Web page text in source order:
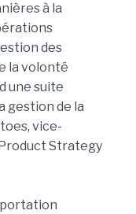
à la
des
la volonté
une suite
gestion de la
vice-
Strategy